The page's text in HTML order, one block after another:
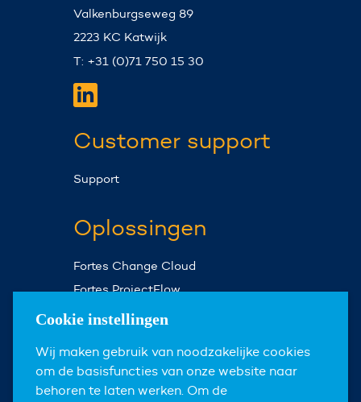
Valkenburgseweg 89
2223 KC Katwijk
T: +31 (0)71 750 15 30
Customer support
Support
Oplossingen
Fortes Change Cloud
Fortes ProjectFlow
Fortes Milestones
Over ons
Cookie instellingen
Wij maken gebruik van noodzakelijke cookies
om de basisfuncties van onze website naar
behoren te laten werken. Om de